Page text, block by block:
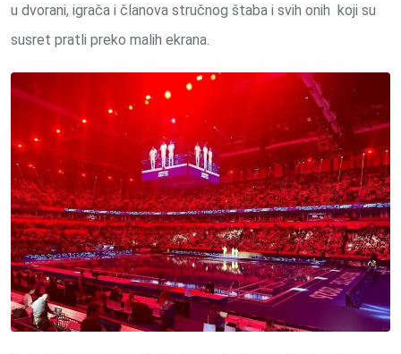
u dvorani, igrača i članova stručnog štaba i svih onih koji su
susret pratli preko malih ekrana.